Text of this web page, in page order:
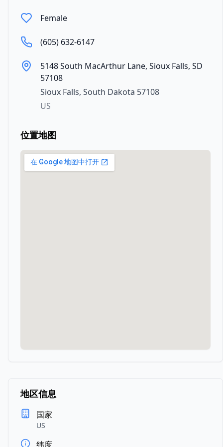
Female
(605) 632-6147
5148 South MacArthur Lane, Sioux Falls, SD
57108
Sioux Falls, South Dakota 57108
US
位置地图
地区信息
国家
US
纬度